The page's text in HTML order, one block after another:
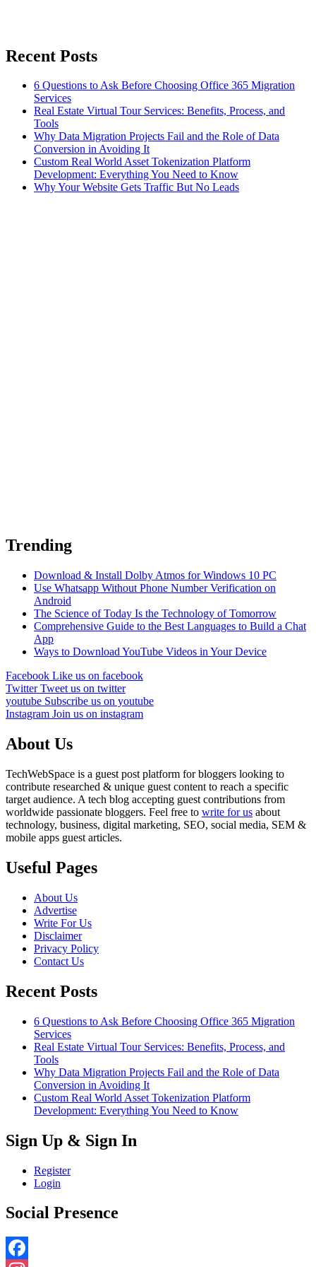
Recent Posts
6 Questions to Ask Before Choosing Office 365 Migration
Services
Real Estate Virtual Tour Services: Benefits, Process, and
Tools
Why Data Migration Projects Fail and the Role of Data
Conversion in Avoiding It
Custom Real World Asset Tokenization Platform
Development: Everything You Need to Know
Why Your Website Gets Traffic But No Leads
Trending
Download & Install Dolby Atmos for Windows 10 PC
Use Whatsapp Without Phone Number Verification on
Android
The Science of Today Is the Technology of Tomorrow
Comprehensive Guide to the Best Languages to Build a Chat
App
Ways to Download YouTube Videos in Your Device
Facebook Like us on facebook
TwitterTweet us on twitter
youtube Subscribe us on youtube
Instagram Join us on instagram
About Us
TechWebSpace is a guest post platform for bloggers looking to
contribute researched & unique guest content to reach a specific
target audience. A tech blog accepting guest contributions from
worldwide passionate bloggers. Feel free to write for us about
technology, business, digital marketing, SEO, social media, SEM &
mobile apps guest articles.
Useful Pages
About Us
Advertise
Write For Us
Disclaimer
Privacy Policy
Contact Us
Recent Posts
6 Questions to Ask Before Choosing Office 365 Migration
Services
Real Estate Virtual Tour Services: Benefits, Process, and
Tools
Why Data Migration Projects Fail and the Role of Data
Conversion in Avoiding It
Custom Real World Asset Tokenization Platform
Development: Everything You Need to Know
Sign Up & Sign In
Register
Login
Social Presence